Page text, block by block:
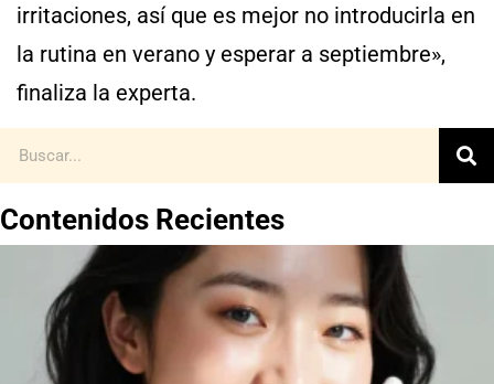
irritaciones, así que es mejor no introducirla en
la rutina en verano y esperar a septiembre»,
finaliza la experta.
Contenidos Recientes